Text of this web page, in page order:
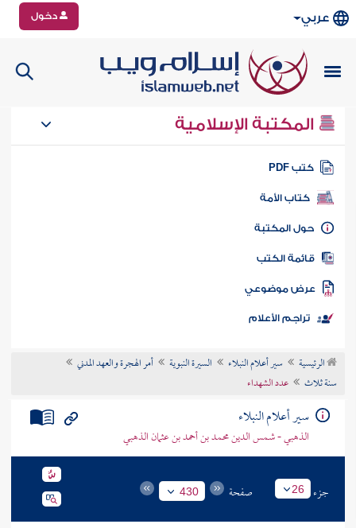
عربي دخول
المكتبة الإسلامية
كتب PDF
كتاب الأمة
المكتبة
الكتب
موضوعي
تراجم الأعلام
الرئيسية سير أعلام النبلاء السيرة النبوية
أمر الهجرة والعهد المدني
سنة ثلاث
عدد الشهداء
سير أعلام النبلاء
الذهبي - شمس الدين محمد بن أحمد بن عثمان الذهبي
جزء 26 صفحة 430